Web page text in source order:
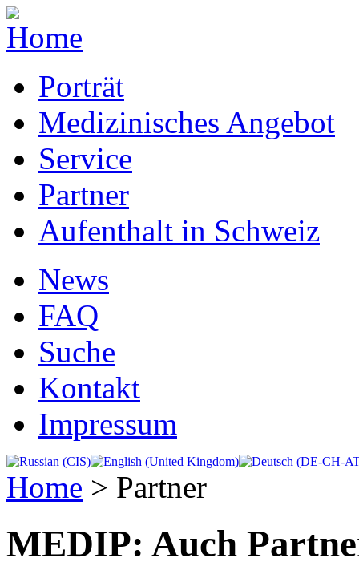
Porträt
Medizinisches Angebot
Service
Partner
Aufenthalt in Schweiz
News
FAQ
Suche
Kontakt
Impressum
Home > Partner
MEDIP: Auch